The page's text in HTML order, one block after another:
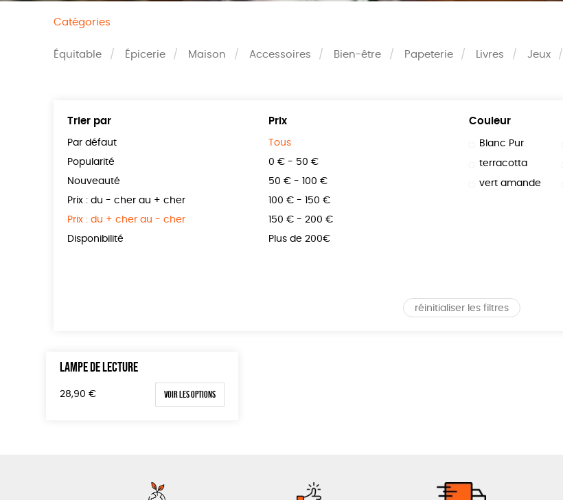
Catégories
Équitable Épicerie Maison Accessoires Bien-être Papeterie Livres Jeux
Trier par
Par défaut
Popularité
Nouveauté
Prix : du - cher au + cher
Prix : du + cher au - cher
Disponibilité
Prix
Tous
0 € - 50 €
50 € - 100 €
100 € - 150 €
150 € - 200 €
Plus de 200€
Couleur
Blanc Pur
terracotta
vert amande
réinitialiser les filtres
LAMPE DE LECTURE
28,90 € Voir les options